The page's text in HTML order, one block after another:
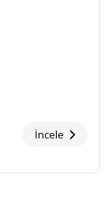
İncele